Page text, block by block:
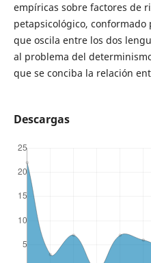
empíricas sobre factores de
petapsicológico,
que oscila entre los dos
al problema del
que se conciba la relación
Descargas